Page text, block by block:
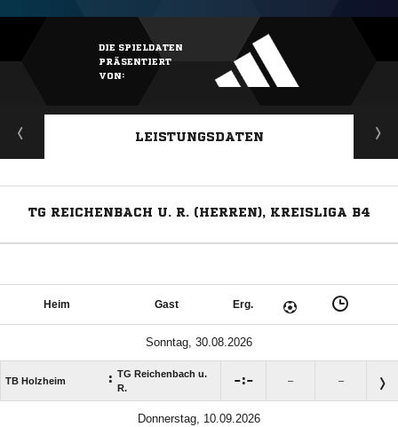
DIE SPIELDATEN
PRÄSENTIERT
VON:
LEISTUNGSDATEN
TG REICHENBACH U. R. (HERREN), KREISLIGA B4
Heim Gast Erg.
Sonntag, 30.08.2026
TB Holzheim : TG Reichenbach u.
R.
: – –
Donnerstag, 10.09.2026